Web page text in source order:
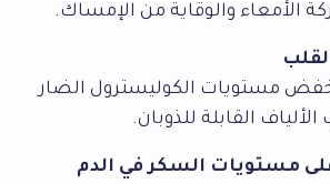
الأمعاء والوقاية من الإمساك.
مستويات الكوليسترول الضار
مستويات السكر في الدم